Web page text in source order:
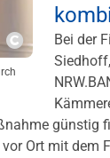
Copyright
Bei der
günstig
Ort mit